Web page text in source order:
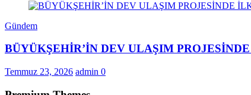
Gündem
BÜYÜKŞEHİR’İN DEV ULAŞIM
Temmuz 23, 2026 admin 0